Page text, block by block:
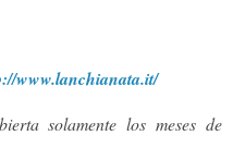
www.lanchianata.it/
solamente los meses de